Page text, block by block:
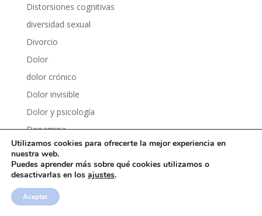
Distorsiones cognitivas
diversidad sexual
Divorcio
Dolor
dolor crónico
Dolor invisible
Dolor y psicología
Dopamina
Dopamina fácil
Dormir mejor
Dudas e inseguridades
Utilizamos cookies para ofrecerte la mejor experiencia en
nuestra web.
Puedes aprender más sobre qué cookies utilizamos o
desactivarlas en los ajustes.
Aceptar